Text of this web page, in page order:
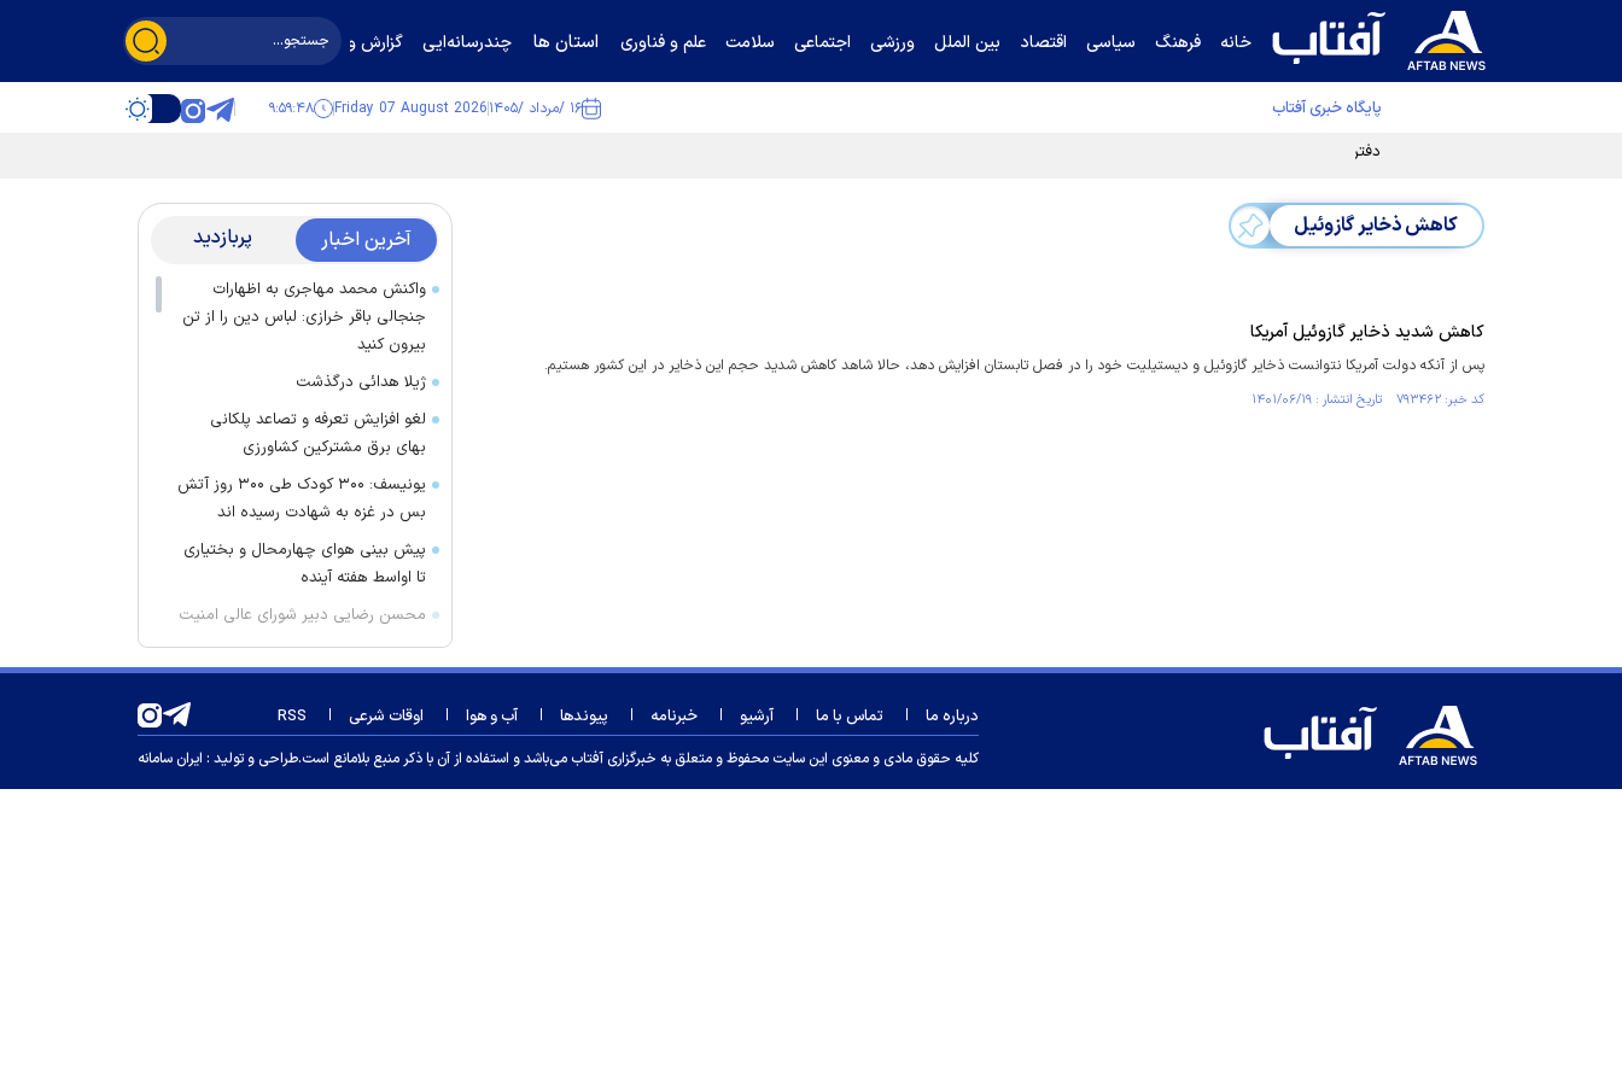
خانه فرهنگ سیاسی اقتصاد بین الملل ورزشی اجتماعی سلامت علم و فناوری استان ها چندرسانه‌ایی گزارش و گفت‌وگو
پایگاه خبری آفتاب ۱۶ /مرداد /۱۴۰۵ Friday 07 August 2026 ۹:۵۹:۴۸
دفتر رهبر انقلاب ادعای خرازی درباره پزشکیان را تکذیب کرد
کاهش ذخایر گازوئیل
کاهش شدید ذخایر گازوئیل آمریکا
پس از آنکه دولت آمریکا نتوانست ذخایر گازوئیل و دیستیلیت خود را در فصل تابستان افزایش دهد، حالا شاهد کاهش شدید حجم این ذخایر در این کشور هستیم.
کد خبر: ۷۹۳۴۶۲ تاریخ انتشار : ۱۴۰۱/۰۶/۱۹
آخرین اخبار پربازدید
واکنش محمد مهاجری به اظهارات
جنجالی باقر خرازی: لباس دین را از تن
بیرون کنید
ژیلا هدائی درگذشت
لغو افزایش تعرفه و تصاعد پلکانی
بهای برق مشترکین کشاورزی
یونیسف: ۳۰۰ کودک طی ۳۰۰ روز آتش
بس در غزه به شهادت رسیده اند
پیش بینی هوای چهارمحال و بختیاری
تا اواسط هفته آینده
محسن رضایی دبیر شورای عالی امنیت
ملی شد؟
۹۴ میلیارد یورو در اختیار تراستی ها
سیگنال با کاربران اندروید راه آمد
تهران خنک‌تر می‌شود
بقایای یک جسد در ارتفاعات شمیرانات
درباره ما تماس با ما آرشیو خبرنامه پیوندها آب و هوا اوقات شرعی RSS
کلیه حقوق مادی و معنوی این سایت محفوظ و متعلق به خبرگزاری آفتاب می‌باشد و استفاده از آن با ذکر منبع بلامانع است.طراحی و تولید : ایران سامانه